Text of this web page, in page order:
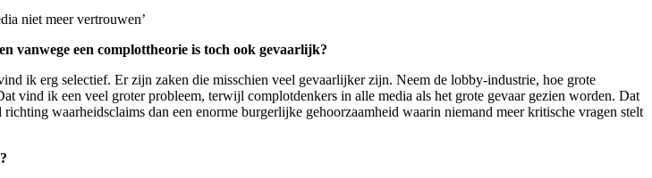
niet meer vertrouwen’
vanwege een complottheorie is toch ook gevaarlijk?
ik erg selectief. Er zijn zaken die misschien veel gevaarlijker zijn. Neem de lobby-industrie, hoe grote
vind ik een veel groter probleem, terwijl complotdenkers in alle media als het grote gevaar gezien worden. Dat
waarheidsclaims dan een enorme burgerlijke gehoorzaamheid waarin niemand meer kritische vragen stelt